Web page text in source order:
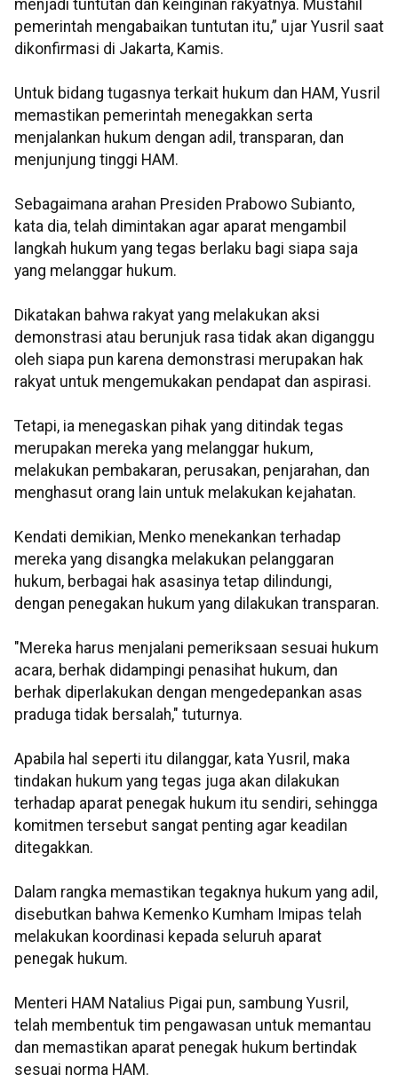
menjadi tuntutan dan keinginan rakyatnya. Mustahil
pemerintah mengabaikan tuntutan itu,” ujar Yusril saat
dikonfirmasi di Jakarta, Kamis.
Untuk bidang tugasnya terkait hukum dan HAM, Yusril
memastikan pemerintah menegakkan serta
menjalankan hukum dengan adil, transparan, dan
menjunjung tinggi HAM.
Sebagaimana arahan Presiden Prabowo Subianto,
kata dia, telah dimintakan agar aparat mengambil
langkah hukum yang tegas berlaku bagi siapa saja
yang melanggar hukum.
Dikatakan bahwa rakyat yang melakukan aksi
demonstrasi atau berunjuk rasa tidak akan diganggu
oleh siapa pun karena demonstrasi merupakan hak
rakyat untuk mengemukakan pendapat dan aspirasi.
Tetapi, ia menegaskan pihak yang ditindak tegas
merupakan mereka yang melanggar hukum,
melakukan pembakaran, perusakan, penjarahan, dan
menghasut orang lain untuk melakukan kejahatan.
Kendati demikian, Menko menekankan terhadap
mereka yang disangka melakukan pelanggaran
hukum, berbagai hak asasinya tetap dilindungi,
dengan penegakan hukum yang dilakukan transparan.
"Mereka harus menjalani pemeriksaan sesuai hukum
acara, berhak didampingi penasihat hukum, dan
berhak diperlakukan dengan mengedepankan asas
praduga tidak bersalah," tuturnya.
Apabila hal seperti itu dilanggar, kata Yusril, maka
tindakan hukum yang tegas juga akan dilakukan
terhadap aparat penegak hukum itu sendiri, sehingga
komitmen tersebut sangat penting agar keadilan
ditegakkan.
Dalam rangka memastikan tegaknya hukum yang adil,
disebutkan bahwa Kemenko Kumham Imipas telah
melakukan koordinasi kepada seluruh aparat
penegak hukum.
Menteri HAM Natalius Pigai pun, sambung Yusril,
telah membentuk tim pengawasan untuk memantau
dan memastikan aparat penegak hukum bertindak
sesuai norma HAM.